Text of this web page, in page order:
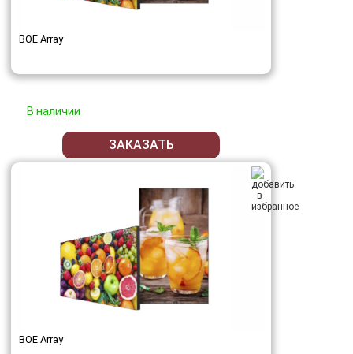
BOE Array
В наличии
ЗАКАЗАТЬ
BOE Array